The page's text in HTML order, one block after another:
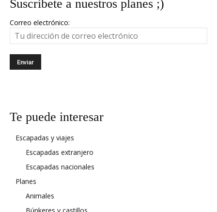
Suscríbete a nuestros planes ;)
Correo electrónico:
Te puede interesar
Escapadas y viajes
Escapadas extranjero
Escapadas nacionales
Planes
Animales